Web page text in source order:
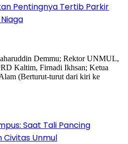
Pentingnya Tertib Parkir
Saat Tali Pancing
Civitas Unmul